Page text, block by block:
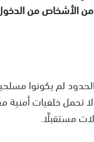
من الدخول
لم يكونوا
تحمل خلفيات
مستقبلًا.